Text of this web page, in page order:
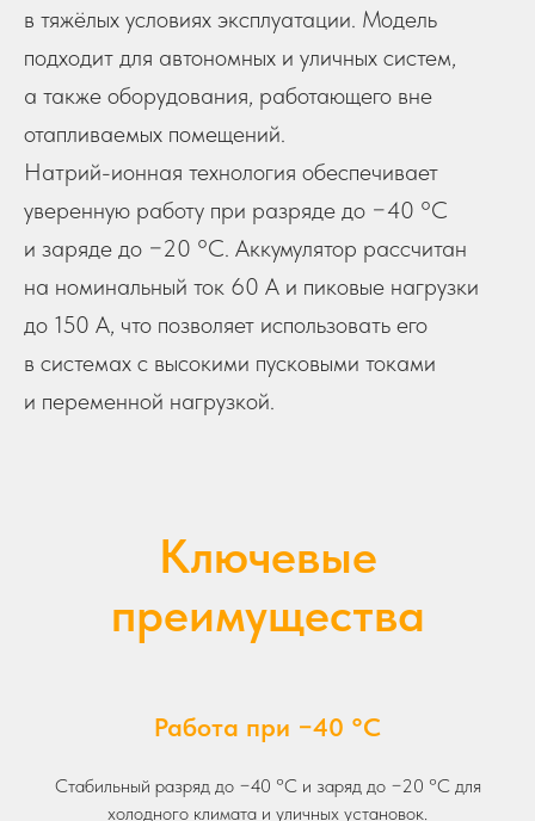
в тяжёлых условиях эксплуатации. Модель
подходит для автономных и уличных систем,
а также оборудования, работающего вне
отапливаемых помещений.
Натрий-ионная технология обеспечивает
уверенную работу при разряде до −40 °C
и заряде до −20 °C. Аккумулятор рассчитан
на номинальный ток 60 А и пиковые нагрузки
до 150 А, что позволяет использовать его
в системах с высокими пусковыми токами
и переменной нагрузкой.
Ключевые
преимущества
Работа при −40 °C
Стабильный разряд до −40 °C и заряд до −20 °C для
холодного климата и уличных установок.